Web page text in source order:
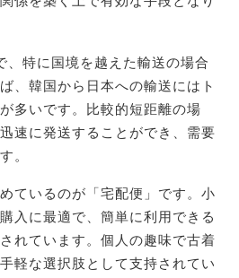
、特に国境を越えた輸送の場合
、韓国から日本への輸送にはト
多いです。比較的短距離の場
速に発送することができ、需要
。
ているのが「宅配便」です。小
入に最適で、簡単に利用できる
れています。個人の趣味で古着
軽な選択肢として支持されてい